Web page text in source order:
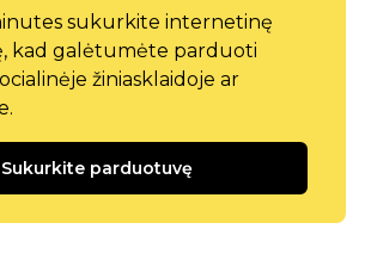
sukurkite internetinę
kad galėtumėte parduoti
žiniasklaidoje ar
Sukurkite parduotuvę